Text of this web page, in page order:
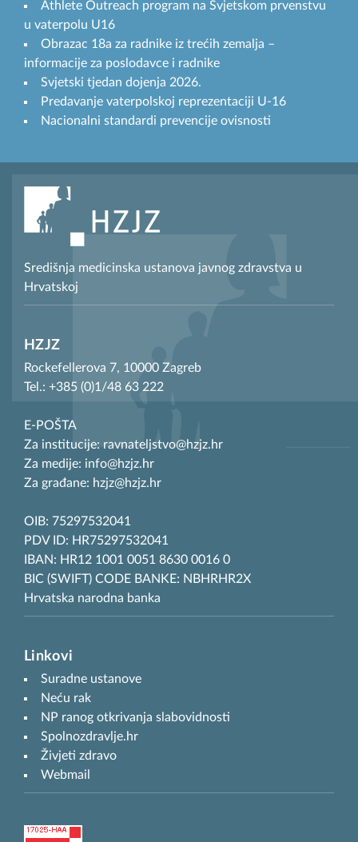
Athlete Outreach program na Svjetskom prvenstvu
u vaterpolu U16
Obrazac 18a za radnike iz trećih zemalja –
informacije za poslodavce i radnike
Svjetski tjedan dojenja 2026.
Predavanje vaterpolskoj reprezentaciji U-16
Nacionalni standardi prevencije ovisnosti
Središnja medicinska ustanova javnog zdravstva u
Hrvatskoj
HZJZ
Rockefellerova 7, 10000 Zagreb
Tel.: +385 (0)1/48 63 222
E-POŠTA
Za institucije: ravnateljstvo@hzjz.hr
Za medije: info@hzjz.hr
Za građane: hzjz@hzjz.hr
OIB: 75297532041
PDV ID: HR75297532041
IBAN: HR12 1001 0051 8630 0016 0
BIC (SWIFT) CODE BANKE: NBHRHR2X
Hrvatska narodna banka
Linkovi
Suradne ustanove
Neću rak
NP ranog otkrivanja slabovidnosti
Spolnozdravlje.hr
Živjeti zdravo
Webmail